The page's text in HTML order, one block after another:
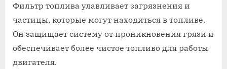
Фильтр топлива улавливает загрязнения и
частицы, которые могут находиться в топливе.
Он защищает систему от проникновения грязи и
обеспечивает более чистое топливо для работы
двигателя.